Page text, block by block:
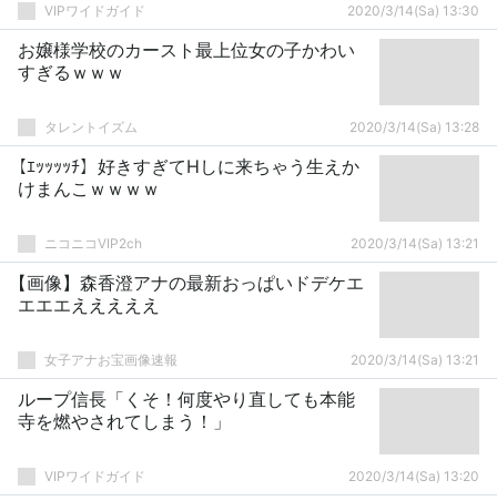
VIPワイドガイド 2020/3/14(Sa) 13:30
お嬢様学校のカースト最上位女の子かわい
すぎるｗｗｗ
タレントイズム 2020/3/14(Sa) 13:28
【ｴｯｯｯｯﾁ】好きすぎてHしに来ちゃう生えか
けまんこｗｗｗｗ
ニコニコVIP2ch 2020/3/14(Sa) 13:21
【画像】森香澄アナの最新おっぱいドデケエ
エエエえええええ
女子アナお宝画像速報 2020/3/14(Sa) 13:21
ループ信長「くそ！何度やり直しても本能
寺を燃やされてしまう！」
VIPワイドガイド 2020/3/14(Sa) 13:20